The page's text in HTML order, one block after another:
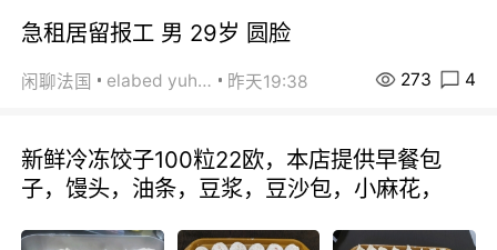
急租居留报工 男 29岁 圆脸
闲聊法国 elabed yuhua 昨天19:38 273 4
新鲜冷冻饺子100粒22欧，本店提供早餐包
子，馒头，油条，豆浆，豆沙包，小麻花，